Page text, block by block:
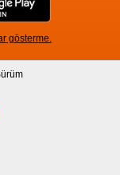
gösterme.